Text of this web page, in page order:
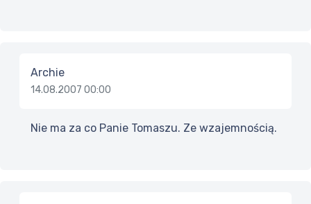
Archie
14.08.2007 00:00
Nie ma za co Panie Tomaszu. Ze wzajemnością.